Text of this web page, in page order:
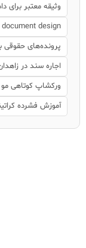
وثیقه معتبر برای
design
پرونده‌های
اجاره سند در
ورکشاپ کوتاهی مو
آموزش فشرده